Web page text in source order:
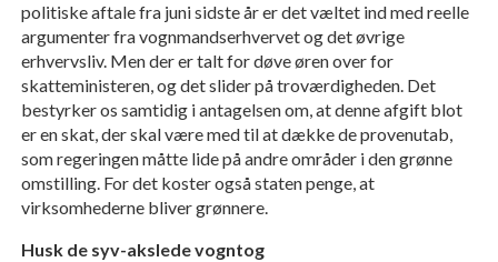
politiske aftale fra juni sidste år er det væltet ind med reelle
argumenter fra vognmandserhvervet og det øvrige
erhvervsliv. Men der er talt for døve øren over for
skatteministeren, og det slider på troværdigheden. Det
bestyrker os samtidig i antagelsen om, at denne afgift blot
er en skat, der skal være med til at dække de provenutab,
som regeringen måtte lide på andre områder i den grønne
omstilling. For det koster også staten penge, at
virksomhederne bliver grønnere.
Husk de syv-akslede vogntog